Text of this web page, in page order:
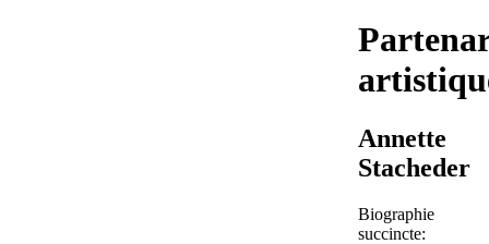
Annette
Stacheder
Biographie
succincte: